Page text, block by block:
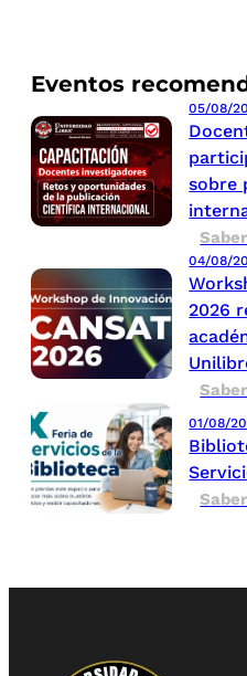
Eventos
05/08/
sobre
04/08/
2026
01/08/